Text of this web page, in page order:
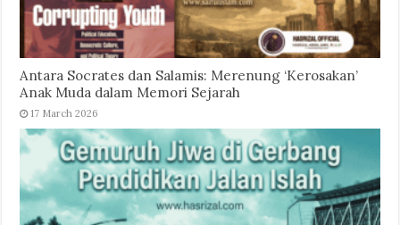
Antara Socrates dan Salamis: Merenung ‘Kerosakan’
Anak Muda dalam Memori Sejarah
17 March 2026